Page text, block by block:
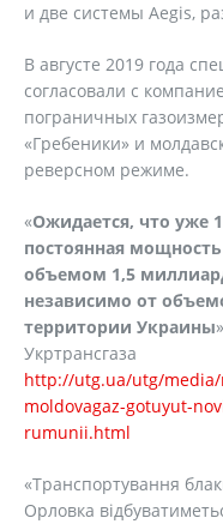
и две системы Aegis,
В августе 2019 года
согласовали с
пограничных
«Гребеники» и
реверсном режиме.
«Ожидается, что уже
постоянная
объемом 1,5
независимо от
территории Украины
Укртрансгаза
http://utg.ua/utg/
moldovagaz-gotuyut-
rumunii.html
«Транспортування
Орловка